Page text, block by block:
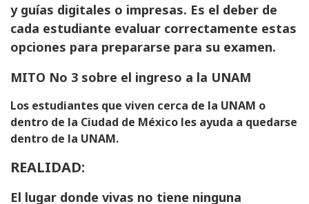
y guías digitales o impresas. Es el deber de
cada estudiante evaluar correctamente estas
opciones para prepararse para su examen.
MITO No 3 sobre el ingreso a la UNAM
Los estudiantes que viven cerca de la UNAM o
dentro de la Ciudad de México les ayuda a quedarse
dentro de la UNAM.
REALIDAD:
El lugar donde vivas no tiene ninguna